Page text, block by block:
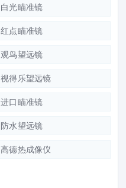
白光瞄准镜
红点瞄准镜
观鸟望远镜
视得乐望远镜
进口瞄准镜
防水望远镜
高德热成像仪